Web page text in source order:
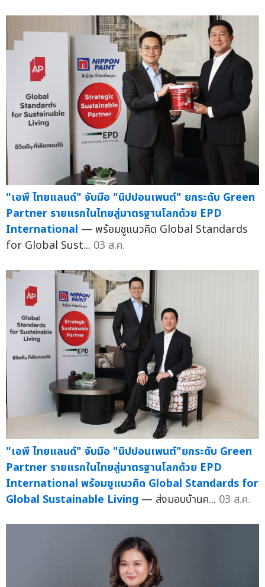
"เอพี ไทยแลนด์" จับมือ "นิปปอนเพนต์" ยกระดับ Green
Partner รายแรกในไทยสู่มาตรฐานโลกด้วย EPD
International — พร้อมชูแนวคิด Global Standards
for Global Sust... 03 ส.ค.
"เอพี ไทยแลนด์" จับมือ "นิปปอนเพนต์"ยกระดับ Green
Partner รายแรกในไทยสู่มาตรฐานโลกด้วย EPD
International พร้อมชูแนวคิด Global Standards for
Global Sustainable Living — ส่งมอบบ้านค... 03 ส.ค.